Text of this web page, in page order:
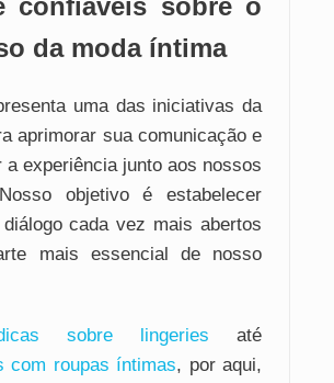
confiáveis sobre o
da moda íntima
uma das iniciativas da
aprimorar sua comunicação e
a experiência junto aos nossos
objetivo é estabelecer
cada vez mais abertos
mais essencial de nosso
sobre lingeries até
com roupas íntimas, por aqui,